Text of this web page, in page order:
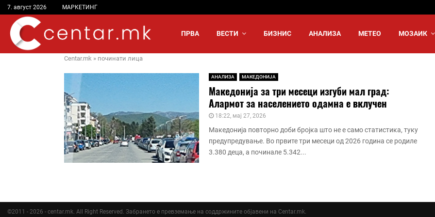
7. август 2026 МАРКЕТИНГ
ПРВА ВЕСТИ БИЗНИС АНАЛИЗА МЕТЕО МОЗАИК
Centar.mk » починати лица
АНАЛИЗА МАКЕДОНИЈА
Македонија за три месеци изгуби мал град:
Алармот за населението одамна е вклучен
18:22, мај 27, 2026
Македонија повторно доби бројка што не е само статистика, туку
предупредување. Во првите три месеци од 2026 година се родиле
3.380 деца, а починале 5.342...
©2011 - 2026 - centar.mk. All Right Reserved. Забрането е превземање на соддржините објавени на Centar.mk.